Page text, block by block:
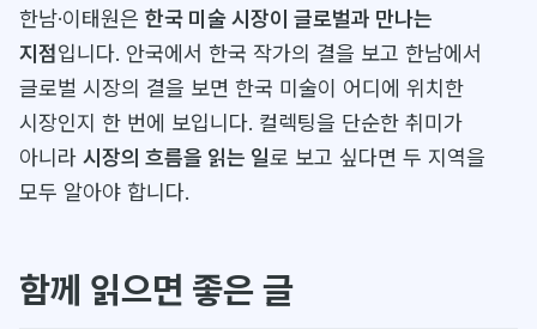
한남·이태원은 한국 미술 시장이 글로벌과 만나는
지점입니다. 안국에서 한국 작가의 결을 보고 한남에서
글로벌 시장의 결을 보면 한국 미술이 어디에 위치한
시장인지 한 번에 보입니다. 컬렉팅을 단순한 취미가
아니라 시장의 흐름을 읽는 일로 보고 싶다면 두 지역을
모두 알아야 합니다.
함께 읽으면 좋은 글